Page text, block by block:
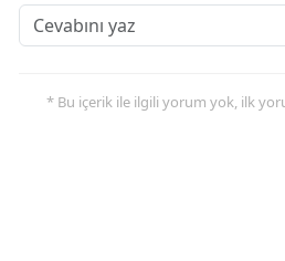
* Bu içerik ile ilgili yorum yok, ilk